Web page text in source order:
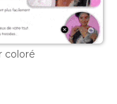
coloré